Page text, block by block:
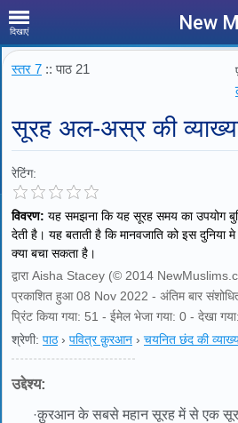
दिखाएं New
स्तर 7 :: पाठ 21
सूरह अल-अस्र की
रेटिंग:
विवरण: यह समझना कि यह सूरह समय का उपयोग
देती है। यह बताती है कि मानवजाति को इस
क्या बचा सकता है।
द्वारा Aisha Stacey (© 2014
प्रकाशित हुआ 08 Nov 2022 - अंतिम बार
प्रिंट किया गया: 51 - ईमेल भेजा गया: 0 - देखा
श्रेणी: पाठ› पवित्र क़ुरआन › चयनित छंद की
उद्देश्य:
·क़ुरआन के सबसे महान सूरह में से एक